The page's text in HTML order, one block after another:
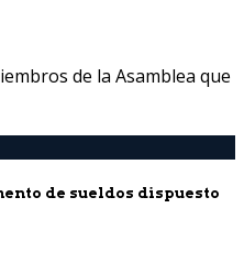
de la Asamblea que
de sueldos dispuesto